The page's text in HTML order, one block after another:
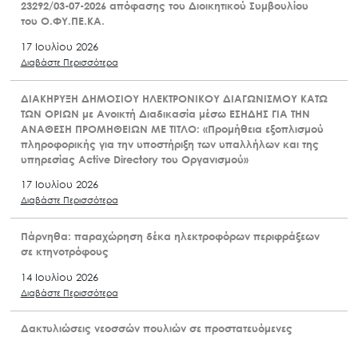
23292/03-07-2026 απόφασης του Διοικητικού Συμβουλίου
του Ο.ΦΥ.ΠΕ.ΚΑ.
17 Ιουλίου 2026
Διαβάστε Περισσότερα
ΔΙΑΚΗΡΥΞΗ ΔΗΜΟΣΙΟΥ ΗΛΕΚΤΡΟΝΙΚΟΥ ΔΙΑΓΩΝΙΣΜΟΥ ΚΑΤΩ
ΤΩΝ ΟΡΙΩΝ με Ανοικτή Διαδικασία μέσω ΕΣΗΔΗΣ ΓΙΑ ΤΗΝ
ΑΝΑΘΕΣΗ ΠΡΟΜΗΘΕΙΩΝ ΜΕ ΤΙΤΛΟ: «Προμήθεια εξοπλισμού
πληροφορικής για την υποστήριξη των υπαλλήλων και της
υπηρεσίας Active Directory του Οργανισμού»
17 Ιουλίου 2026
Διαβάστε Περισσότερα
Πάρνηθα: παραχώρηση δέκα ηλεκτροφόρων περιφράξεων
σε κτηνοτρόφους
14 Ιουλίου 2026
Διαβάστε Περισσότερα
Δακτυλιώσεις νεοσσών πουλιών σε προστατευόμενες